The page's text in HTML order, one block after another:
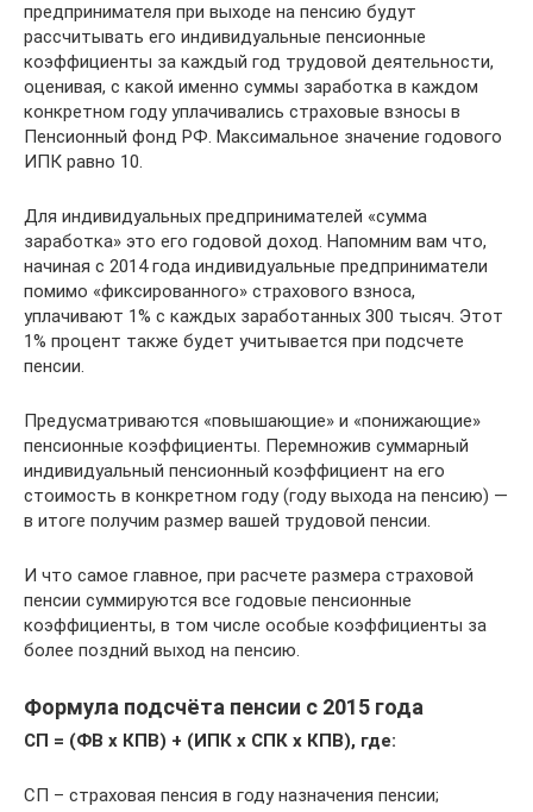
предпринимателя при выходе на пенсию будут
рассчитывать его индивидуальные пенсионные
коэффициенты за каждый год трудовой деятельности,
оценивая, с какой именно суммы заработка в каждом
конкретном году уплачивались страховые взносы в
Пенсионный фонд РФ. Максимальное значение годового
ИПК равно 10.
Для индивидуальных предпринимателей «сумма
заработка» это его годовой доход. Напомним вам что,
начиная с 2014 года индивидуальные предприниматели
помимо «фиксированного» страхового взноса,
уплачивают 1% с каждых заработанных 300 тысяч. Этот
1% процент также будет учитывается при подсчете
пенсии.
Предусматриваются «повышающие» и «понижающие»
пенсионные коэффициенты. Перемножив суммарный
индивидуальный пенсионный коэффициент на его
стоимость в конкретном году (году выхода на пенсию) —
в итоге получим размер вашей трудовой пенсии.
И что самое главное, при расчете размера страховой
пенсии суммируются все годовые пенсионные
коэффициенты, в том числе особые коэффициенты за
более поздний выход на пенсию.
Формула подсчёта пенсии с 2015 года
СП = (ФВ х КПВ) + (ИПК х СПК х КПВ), где:
СП – страховая пенсия в году назначения пенсии;